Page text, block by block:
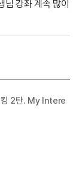
강좌 계속 많이
킹 2탄. My Intere